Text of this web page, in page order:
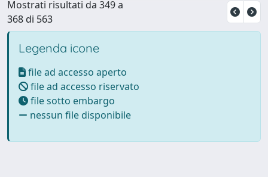
Mostrati risultati da 349 a
368 di 563
Legenda icone
file ad accesso aperto
file ad accesso riservato
file sotto embargo
nessun file disponibile